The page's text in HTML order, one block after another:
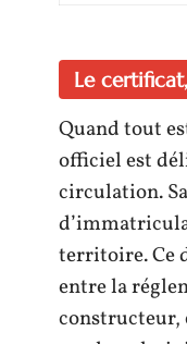
Le
Quand tout
officiel est
circulation.
territoire. Ce
entre la
constructeur,